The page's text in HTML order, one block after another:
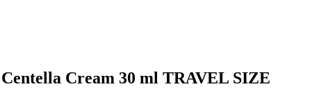
Cream 30 ml TRAVEL SIZE